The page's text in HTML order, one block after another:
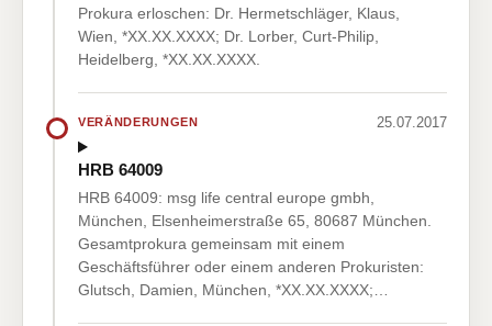
Prokura erloschen: Dr. Hermetschläger, Klaus,
Wien, *XX.XX.XXXX; Dr. Lorber, Curt-Philip,
Heidelberg, *XX.XX.XXXX.
VERÄNDERUNGEN 25.07.2017
HRB 64009
HRB 64009: msg life central europe gmbh,
München, Elsenheimerstraße 65, 80687 München.
Gesamtprokura gemeinsam mit einem
Geschäftsführer oder einem anderen Prokuristen:
Glutsch, Damien, München, *XX.XX.XXXX;…